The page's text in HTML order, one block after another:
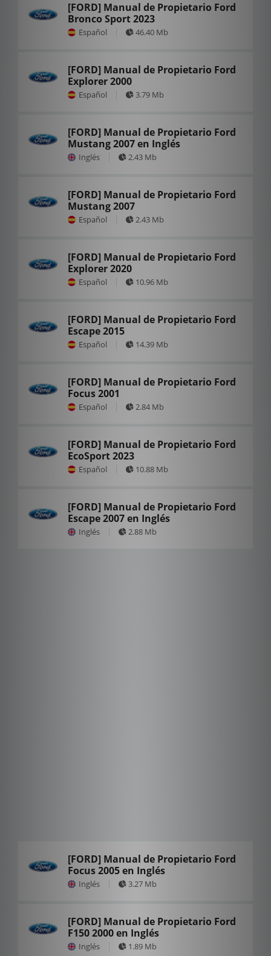
[FORD] Manual de Propietario Ford
Bronco Sport 2023
Español 46.40 Mb
[FORD] Manual de Propietario Ford
Explorer 2000
Español 3.79 Mb
[FORD] Manual de Propietario Ford
Mustang 2007 en Inglés
Inglés 2.43 Mb
[FORD] Manual de Propietario Ford
Mustang 2007
Español 2.43 Mb
[FORD] Manual de Propietario Ford
Explorer 2020
Español 10.96 Mb
[FORD] Manual de Propietario Ford
Escape 2015
Español 14.39 Mb
[FORD] Manual de Propietario Ford
Focus 2001
Español 2.84 Mb
[FORD] Manual de Propietario Ford
EcoSport 2023
Español 10.88 Mb
[FORD] Manual de Propietario Ford
Escape 2007 en Inglés
Inglés 2.88 Mb
[FORD] Manual de Propietario Ford
Focus 2005 en Inglés
Inglés 3.27 Mb
[FORD] Manual de Propietario Ford
F150 2000 en Inglés
Inglés 1.89 Mb